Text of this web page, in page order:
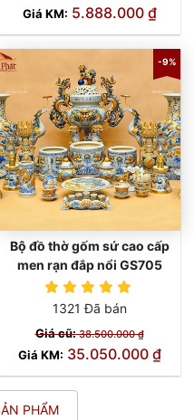
Giá KM: 5.888.000 ₫
-9%
Bộ đồ thờ gốm sứ cao cấp
men rạn đắp nổi GS705
1321 Đã bán
Giá cũ:38.500.000 ₫
Giá KM: 35.050.000 ₫
PHẨM